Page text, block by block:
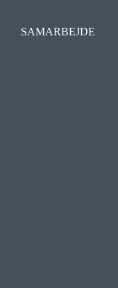
SAMARBEJDE